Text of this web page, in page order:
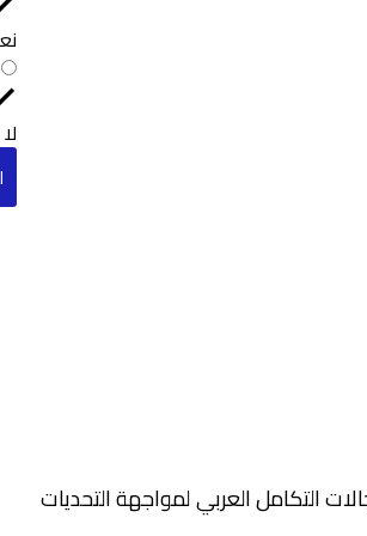
التكامل العربي لمواجهة التحديات
لا